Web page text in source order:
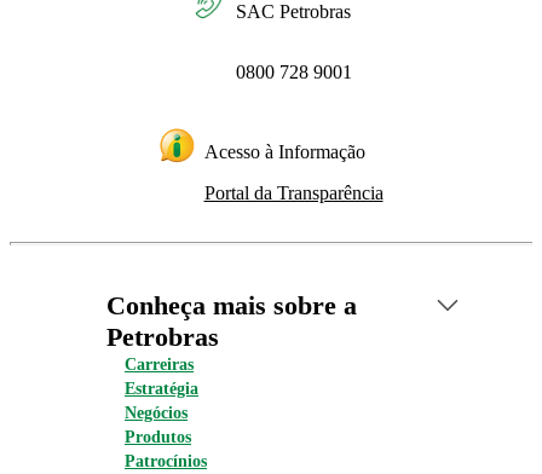
SAC Petrobras
0800 728 9001
Acesso à Informação
Portal da Transparência
Conheça mais sobre a
Petrobras
Carreiras
Estratégia
Negócios
Produtos
Patrocínios